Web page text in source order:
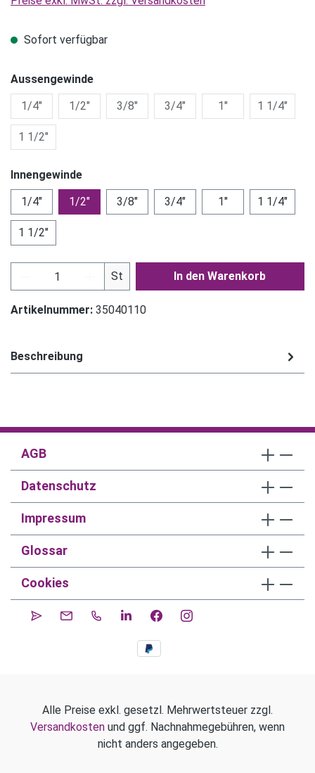
Sofort verfügbar
Aussengewinde
1/4"
1/2" 3/8" 3/4" 1" 1 1/4"
1 1/2"
Innengewinde
1/4"
1/2" 3/8" 3/4" 1" 1 1/4"
1 1/2"
Produkt Anzahl: Gib den gewünschten Wert
St In den Warenkorb
Artikelnummer: 35040110
Beschreibung
AGB
Datenschutz
Impressum
Glossar
Cookies
Alle Preise exkl. gesetzl. Mehrwertsteuer zzgl.
Versandkosten und ggf. Nachnahmegebühren, wenn
nicht anders angegeben.